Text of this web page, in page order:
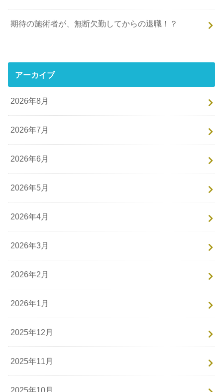
期待の施術者が、無断欠勤してからの退職！？
アーカイブ
2026年8月
2026年7月
2026年6月
2026年5月
2026年4月
2026年3月
2026年2月
2026年1月
2025年12月
2025年11月
2025年10月